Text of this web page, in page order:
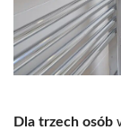
Dla trzech osób